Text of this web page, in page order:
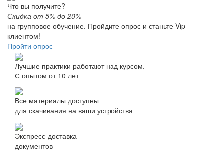
Что вы получите?
Скидка от 5% до 20%
на групповое обучение. Пройдите опрос и станьте Vip -
клиентом!
Пройти опрос
Лучшие практики работают над курсом.
С опытом от 10 лет
Все материалы доступны
для скачивания на ваши устройства
Экспресс-доставка
документов